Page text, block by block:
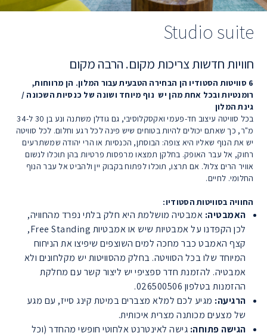
Studio suite
חוויות חדשות צריכות מקום. הרבה מקום
6 סוויטות הסטודיו הן הבחירה הטבעית עבור המלון. הן מרווחות,
רומנטיות ובכל אחת מהן יש נוף מיוחד ושונה של כנסיות השכונה /
גינת המלון
בכל סוויטה עיצוב חד-פעמי ואקסקלוסיבי, גם גודלן משתנה ונע בן 30 ל-34
מ"ר, כך שאתם יכולים להיות בטוחים שיש פינה לכל רגע וחלום. לכל סוויטה
יש את הנוף שאליו היא צופה: הבוסתן, הכנסיות או הרי יהודה שמשתרעים
רחוק, אל עבר האופק. בחלקן תמצאו מרפסות פרטיות בהן תוכלו לנשום
אוויר הרים צלול. אם תרצו, תוכלו לפתוח בקבוק יין ולהביט אל עבר הנוף
החלומי. לחיים.
החוויה בסוויטות הסטודיו:
האמבטיה: אמבטיה מושלמת היא חלק בלתי נפרד מהחוויה,
לכן הקפדנו על אמבטיות שיש או אמבטיות Free Standing,
קצף האמבט כבר מחכה למים השוצפים שיפיצו את הניחוח
המיוחד שלו בכל הסוויטה. בחלק מהסוויטות יש מקלחונים ולא
אמבטיה. להזמנת חדר ספציפי יש ליצור קשר עם מחלקת
ההזמנות בטלפון 026500506.
הרגיעה: מגיע לכם למלא מצברים במיטת קינג סייז, עם מגע
של מצעים מכותנה מצרית איכותית.
הגישה פתוחה: גישה לאינטרנט אלחוטי חופשי מהחדר (וכל